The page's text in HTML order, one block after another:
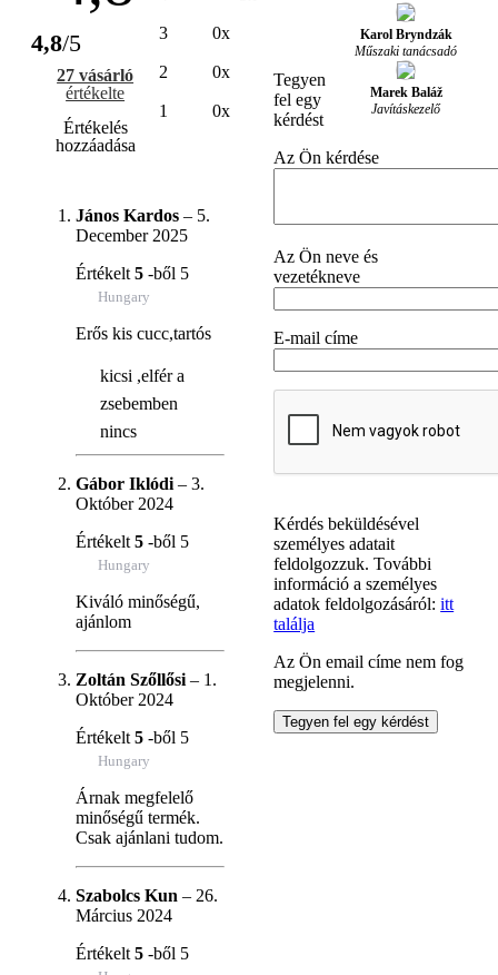
4,8/5
27 vásárló
értékelte
Értékelés
hozzáadása
3 0x
2 0x
1 0x
János Kardos – 5.
December 2025
Értékelt 5 -ből 5
Hungary
Erős kis cucc,tartós
kicsi ,elfér a
zsebemben
nincs
Gábor Iklódi – 3.
Október 2024
Értékelt 5 -ből 5
Hungary
Kiváló minőségű,
ajánlom
Zoltán Szőllősi – 1.
Október 2024
Értékelt 5 -ből 5
Hungary
Árnak megfelelő
minőségű termék.
Csak ajánlani tudom.
Szabolcs Kun – 26.
Március 2024
Értékelt 5 -ből 5
Karol Bryndzák
Műszaki tanácsadó
Marek Baláž
Javításkezelő
Tegyen
fel egy
kérdést
Az Ön kérdése
Az Ön neve és
vezetékneve
E-mail címe
Kérdés beküldésével
személyes adatait
feldolgozzuk. További
információ a személyes
adatok feldolgozásáról:itt
találja
Az Ön email címe nem fog
megjelenni.